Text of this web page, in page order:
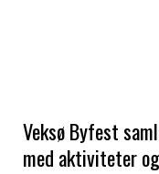
Veksø Byfest
med aktiviteter